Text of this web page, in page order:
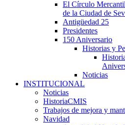
El Círculo
de la Ciudad de
Antigüedad 25
Presidentes
150 Aniversario
Historias y
Noticias
INSTITUCIONAL
Noticias
HistoriaCMIS
Trabajos de mejora y
Navidad